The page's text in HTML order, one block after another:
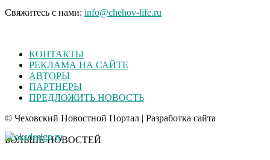
Свяжитесь с нами: info@chehov-life.ru
КОНТАКТЫ
РЕКЛАМА НА САЙТЕ
АВТОРЫ
ПАРТНЕРЫ
ПРЕДЛОЖИТЬ НОВОСТЬ
© Чеховский Новостной Портал | Разработка сайта
БОЛЬШЕ НОВОСТЕЙ